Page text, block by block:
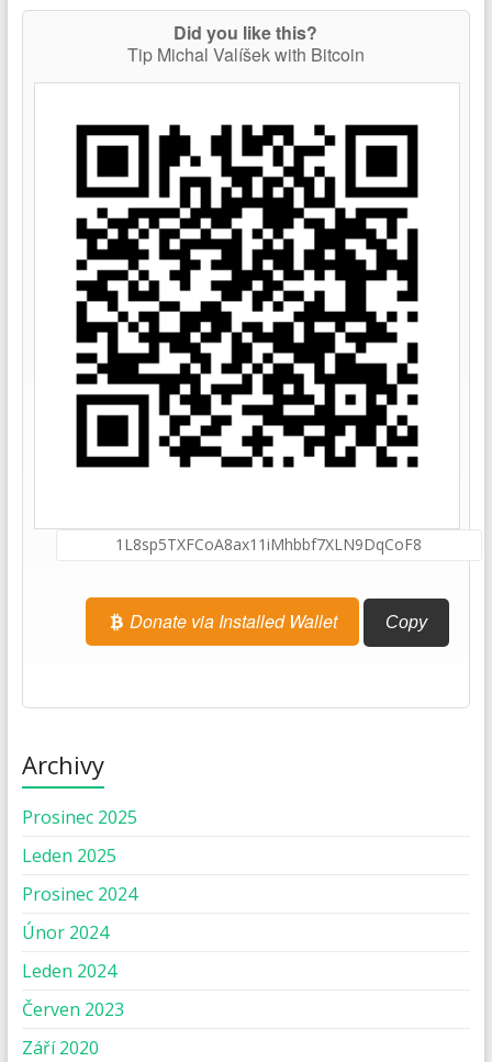
Did you like this?
Tip Michal Valíšek with Bitcoin
Donate via Installed Wallet Copy
Archivy
Prosinec 2025
Leden 2025
Prosinec 2024
Únor 2024
Leden 2024
Červen 2023
Září 2020